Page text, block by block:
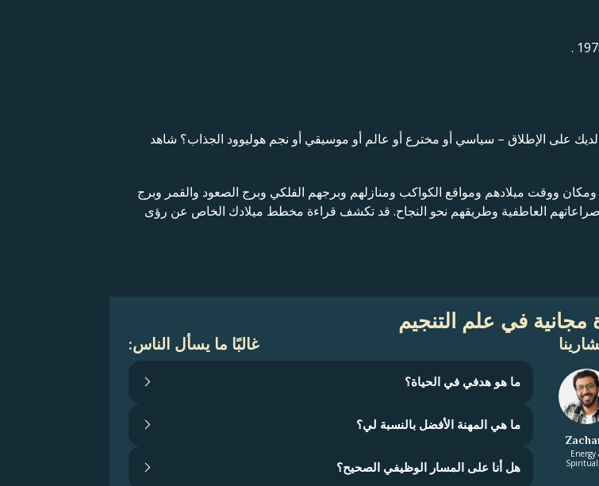
على الإطلاق – سياسي أو مخترع أو عالم أو موسيقي أو نجم هوليوود الجذاب؟ شاهد
ومكان ووقت ميلادهم ومواقع الكواكب ومنازلهم وبرجهم الفلكي وبرج الصعود والقمر وبرج
العاطفية وطريقهم نحو النجاح. قد تكشف قراءة مخطط ميلادك الخاص عن رؤى
مجانية في علم التنجيم
Energy
غالبًا ما يسأل الناس:
ما هو هدفي في الحياة؟
ما هي المهنة الأفضل بالنسبة لي؟
هل أنا على المسار الوظيفي الصحيح؟